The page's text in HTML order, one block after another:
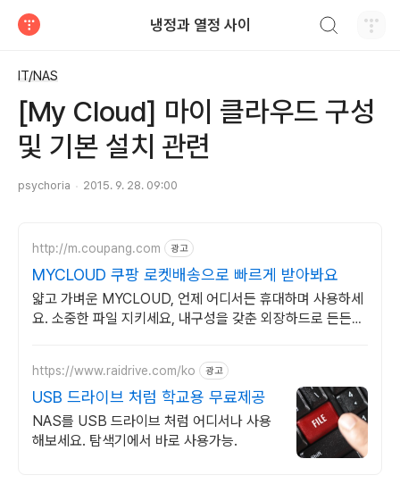
냉정과 열정 사이
IT/NAS
[My Cloud] 마이 클라우드 구성
및 기본 설치 관련
psychoria 2015. 9. 28. 09:00
http://m.coupang.com 광고
MYCLOUD 쿠팡 로켓배송으로 빠르게 받아봐요
얇고 가벼운 MYCLOUD, 언제 어디서든 휴대하며 사용하세
요. 소중한 파일 지키세요, 내구성을 갖춘 외장하드로 든든하
https://www.raidrive.com/ko 광고
USB 드라이브 처럼 학교용 무료제공
NAS를 USB 드라이브 처럼 어디서나 사용
해보세요. 탐색기에서 바로 사용가능.